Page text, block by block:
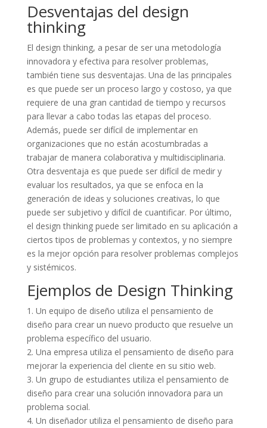
Desventajas del design
thinking
El design thinking, a pesar de ser una metodología
innovadora y efectiva para resolver problemas,
también tiene sus desventajas. Una de las principales
es que puede ser un proceso largo y costoso, ya que
requiere de una gran cantidad de tiempo y recursos
para llevar a cabo todas las etapas del proceso.
Además, puede ser difícil de implementar en
organizaciones que no están acostumbradas a
trabajar de manera colaborativa y multidisciplinaria.
Otra desventaja es que puede ser difícil de medir y
evaluar los resultados, ya que se enfoca en la
generación de ideas y soluciones creativas, lo que
puede ser subjetivo y difícil de cuantificar. Por último,
el design thinking puede ser limitado en su aplicación a
ciertos tipos de problemas y contextos, y no siempre
es la mejor opción para resolver problemas complejos
y sistémicos.
Ejemplos de Design Thinking
1. Un equipo de diseño utiliza el pensamiento de
diseño para crear un nuevo producto que resuelve un
problema específico del usuario.
2. Una empresa utiliza el pensamiento de diseño para
mejorar la experiencia del cliente en su sitio web.
3. Un grupo de estudiantes utiliza el pensamiento de
diseño para crear una solución innovadora para un
problema social.
4. Un diseñador utiliza el pensamiento de diseño para